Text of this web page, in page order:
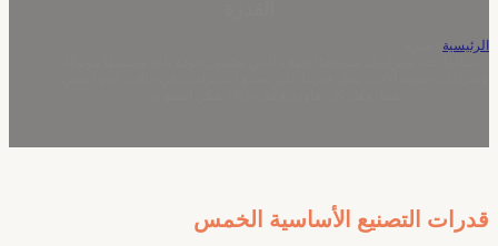
الرئيسية
قدرات التصنيع الأساسية الخمس